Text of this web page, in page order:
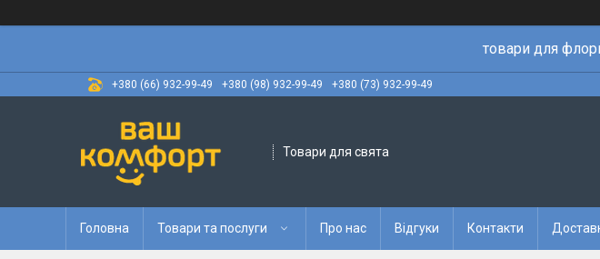
товари для
+380 (66) 932-99-49 +380 (98) 932-99-49 +380 (73) 932-99-49
Товари для свята
Головна Товари та послуги Про нас Відгуки Контакти